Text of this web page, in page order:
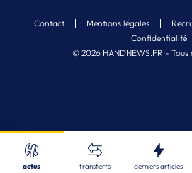
Recherche
© 2026 HANDNEWS.FR - Tous
Contact Mentions légales
Confidentialité
actus transferts derniers articles
Nos derniers